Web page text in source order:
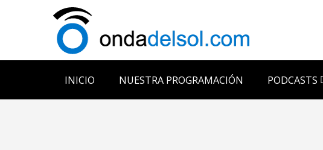
INICIO NUESTRA PROGRAMACIÓN PODCASTS